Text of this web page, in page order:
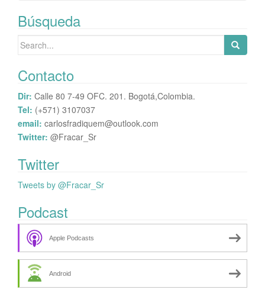
Búsqueda
Search
Contacto
Dir: Calle 80 7-49 OFC. 201. Bogotá,Colombia.
Tel: (+571) 3107037
email: carlosfradiquem@outlook.com
Twitter: @Fracar_Sr
Twitter
Tweets by @Fracar_Sr
Podcast
Apple Podcasts
Android